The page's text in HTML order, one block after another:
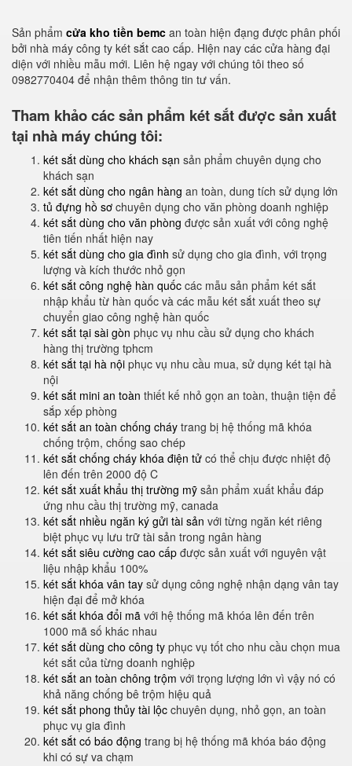
Sản phẩm cửa kho tiền bemc an toàn hiện đạng được phân phối
bởi nhà máy công ty két sắt cao cấp. Hiện nay các cửa hàng đại
diện với nhiều mẫu mới. Liên hệ ngay với chúng tôi theo số
0982770404 để nhận thêm thông tin tư vấn.
Tham khảo các sản phẩm két sắt được sản xuất
tại nhà máy chúng tôi:
két sắt dùng cho khách sạn sản phẩm chuyên dụng cho
khách sạn
két sắt dùng cho ngân hàng an toàn, dung tích sử dụng lớn
tủ đựng hồ sơ chuyên dụng cho văn phòng doanh nghiệp
két sắt dùng cho văn phòng được sản xuất với công nghệ
tiên tiến nhất hiện nay
két sắt dùng cho gia đình sử dụng cho gia đình, với trọng
lượng và kích thước nhỏ gọn
két sắt công nghệ hàn quốc các mẫu sản phẩm két sắt
nhập khẩu từ hàn quốc và các mẫu két sắt xuất theo sự
chuyển giao công nghệ hàn quốc
két sắt tại sài gòn phục vụ nhu cầu sử dụng cho khách
hàng thị trường tphcm
két sắt tại hà nội phục vụ nhu cầu mua, sử dụng két tại hà
nội
két sắt mini an toàn thiết kế nhỏ gọn an toàn, thuận tiện để
sắp xếp phòng
két sắt an toàn chống cháy trang bị hệ thống mã khóa
chống trộm, chống sao chép
két sắt chống cháy khóa điện tử có thể chịu được nhiệt độ
lên đến trên 2000 độ C
két sắt xuất khẩu thị trường mỹ sản phẩm xuất khẩu đáp
ứng nhu cầu thị trường mỹ, canada
két sắt nhiều ngăn ký gửi tài sản với từng ngăn két riêng
biệt phục vụ lưu trữ tài sản trong ngân hàng
két sắt siêu cường cao cấp được sản xuất với nguyên vật
liệu nhập khẩu 100%
két sắt khóa vân tay sử dụng công nghệ nhận dạng vân tay
hiện đại để mở khóa
két sắt khóa đổi mã với hệ thống mã khóa lên đến trên
1000 mã số khác nhau
két sắt dùng cho công ty phục vụ tốt cho nhu cầu chọn mua
két sắt của từng doanh nghiệp
két sắt an toàn chông trộm với trọng lượng lớn vì vậy nó có
khả năng chống bê trộm hiệu quả
két sắt phong thủy tài lộc chuyên dụng, nhỏ gọn, an toàn
phục vụ gia đình
két sắt có báo động trang bị hệ thống mã khóa báo động
khi có sự va chạm